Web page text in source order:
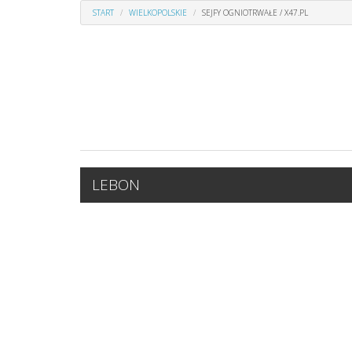
START WIELKOPOLSKIE SEJFY OGNIOTRWAŁE / X47.PL
LEBON